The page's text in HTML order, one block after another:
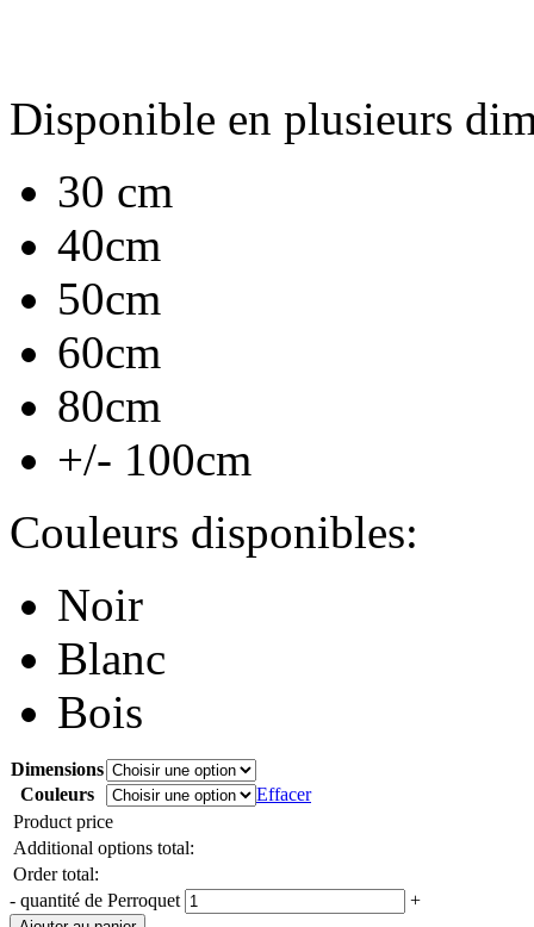
Disponible en plusieurs
30 cm
40cm
50cm
60cm
80cm
+/- 100cm
Couleurs disponibles:
Noir
Blanc
Bois
Dimensions
Couleurs
Effacer
Product price
Additional options total:
Order total:
- quantité de Perroquet +